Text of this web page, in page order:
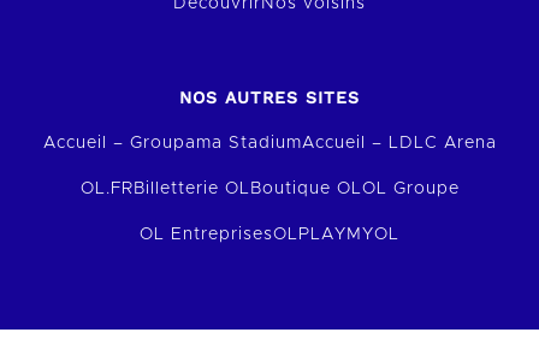
Découvrir Nos voisins
NOS AUTRES SITES
Accueil – Groupama StadiumAccueil – LDLC Arena
OL.FR Billetterie OL Boutique OLOL Groupe
OL EntreprisesOLPLAY MYOL